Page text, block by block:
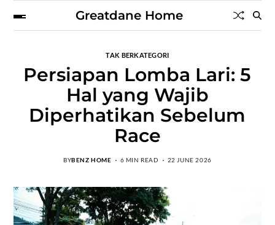
Greatdane Home
TAK BERKATEGORI
Persiapan Lomba Lari: 5
Hal yang Wajib
Diperhatikan Sebelum
Race
BYBENZ HOME 6 MIN READ 22 JUNE 2026